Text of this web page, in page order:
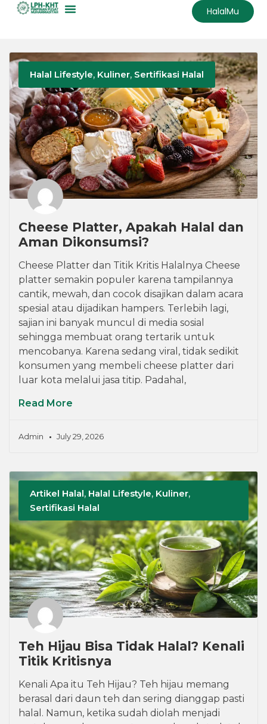
HalalMu
Halal Lifestyle, Kuliner, Sertifikasi Halal
Cheese Platter, Apakah Halal dan
Aman Dikonsumsi?
Cheese Platter dan Titik Kritis Halalnya Cheese
platter semakin populer karena tampilannya
cantik, mewah, dan cocok disajikan dalam acara
spesial atau dijadikan hampers. Terlebih lagi,
sajian ini banyak muncul di media sosial
sehingga membuat orang tertarik untuk
mencobanya. Karena sedang viral, tidak sedikit
konsumen yang membeli cheese platter dari
luar kota melalui jasa titip. Padahal,
Read More
Admin July 29, 2026
Artikel Halal, Halal Lifestyle, Kuliner,
Sertifikasi Halal
Teh Hijau Bisa Tidak Halal? Kenali
Titik Kritisnya
Kenali Apa itu Teh Hijau? Teh hijau memang
berasal dari daun teh dan sering dianggap pasti
halal. Namun, ketika sudah diolah menjadi